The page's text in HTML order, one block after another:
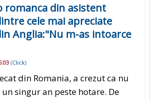
romanca din asistent
cele mai apreciate
Anglia:"Nu m-as intoarce
(Click)
din Romania, a crezut ca nu
singur an peste hotare. De